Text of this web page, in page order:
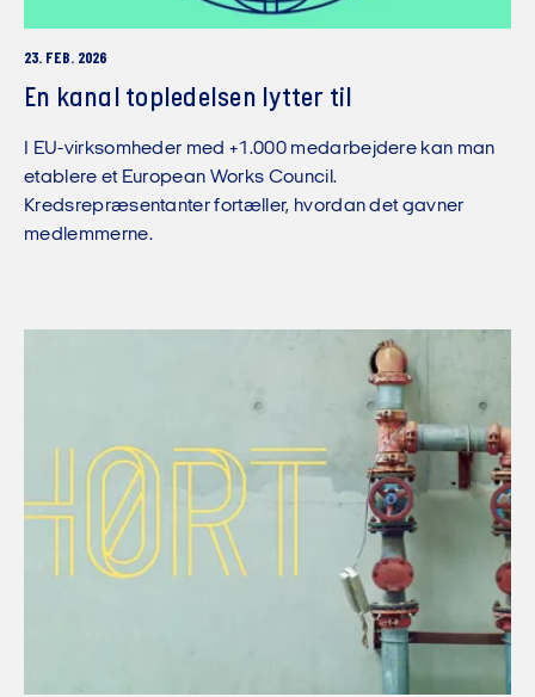
23. FEB. 2026
En kanal topledelsen lytter til
I EU-virksomheder med +1.000 medarbejdere kan man
etablere et European Works Council.
Kredsrepræsentanter fortæller, hvordan det gavner
medlemmerne.